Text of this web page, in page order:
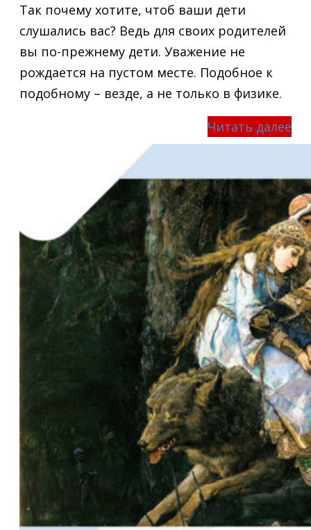
Так почему хотите, чтоб ваши дети
слушались вас? Ведь для своих родителей
вы по-прежнему дети. Уважение не
рождается на пустом месте. Подобное к
подобному – везде, а не только в физике.
Читать далее